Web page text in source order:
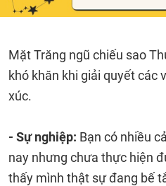
Mặt Trăng ngũ chiếu sao
khó khăn khi giải quyết các
xúc.
- Sự nghiệp: Bạn có nhiều
nay nhưng chưa thực hiện
thấy mình thật sự đang bế